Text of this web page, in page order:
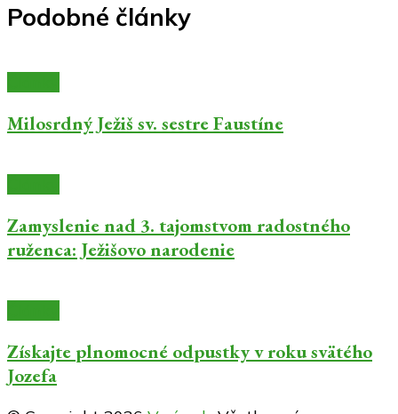
Podobné články
Milosrdný Ježiš sv. sestre Faustíne
Zamyslenie nad 3. tajomstvom radostného
ruženca: Ježišovo narodenie
Získajte plnomocné odpustky v roku svätého
Jozefa